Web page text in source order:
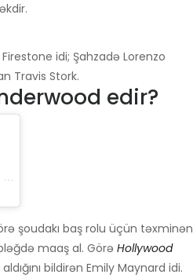
idi; Şahzadə Lorenzo
Travis Stork.
edir?
şoudakı baş rolu üçün təxminən
maaş al. Görə Hollywood
bildirən Emily Maynard idi.